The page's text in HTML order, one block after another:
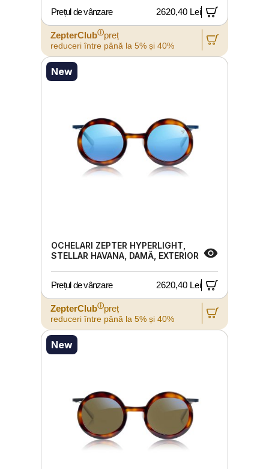
Prețul de vânzare 2620,40 Lei
ZepterClubⓘpreț
reduceri între până la 5% și 40%
New
OCHELARI ZEPTER HYPERLIGHT,
STELLAR HAVANA, DAMĂ, EXTERIOR
Prețul de vânzare 2620,40 Lei
ZepterClubⓘpreț
reduceri între până la 5% și 40%
New